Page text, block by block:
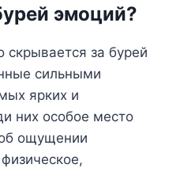
эмоций?
скрывается за бурей
сильными
ярких и
них особое место
ощущении